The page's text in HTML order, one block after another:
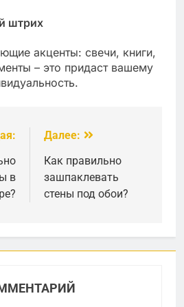
штрих
акценты: свечи, книги,
– это придаст вашему
в
Далее:
Как правильно
зашпаклевать
стены под обои?